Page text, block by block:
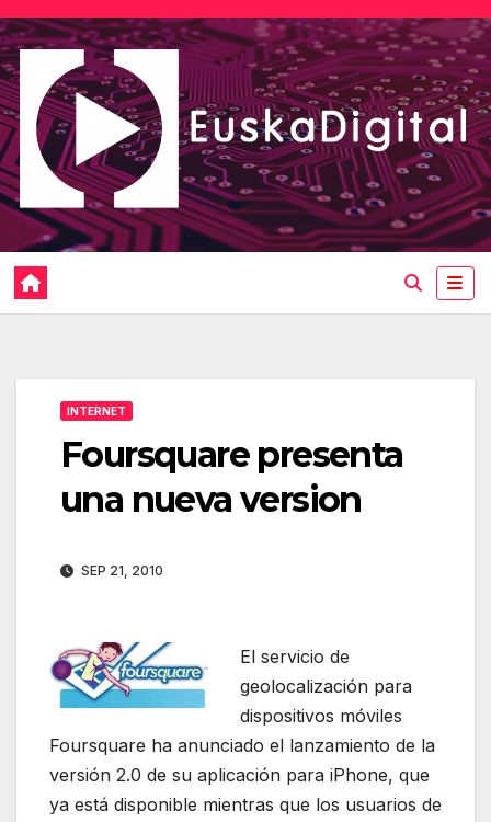
Saltar
al
contenido
INTERNET
Foursquare presenta
una nueva version
SEP 21, 2010
El servicio de
geolocalización para
dispositivos móviles
Foursquare ha anunciado el lanzamiento de la
versión 2.0 de su aplicación para iPhone, que
ya está disponible mientras que los usuarios de